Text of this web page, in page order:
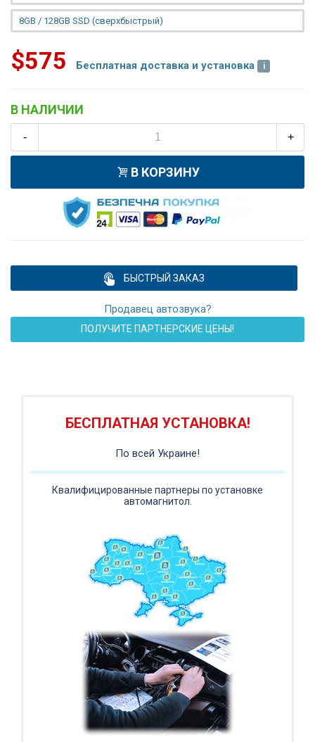
8GB / 128GB SSD (сверхбыстрый)
$575 Бесплатная доставка и установка
В НАЛИЧИИ
- +
В КОРЗИНУ
БЫСТРЫЙ ЗАКАЗ
Продавец автозвука?
ПОЛУЧИТЕ ПАРТНЕРСКИЕ ЦЕНЫ!
ПОДАРОК!